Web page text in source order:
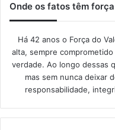
Onde os fatos têm força
Há 42 anos o Força do
alta, sempre
verdade. Ao longo dessas
mas sem nunca deixar
responsabilidade,